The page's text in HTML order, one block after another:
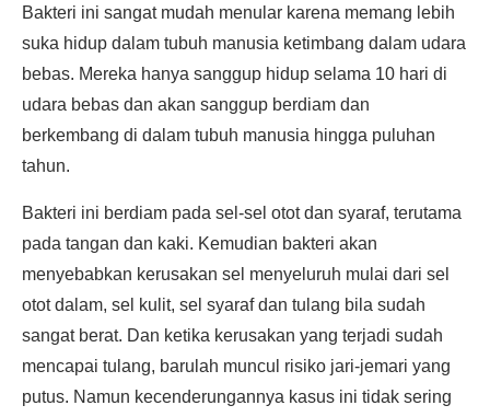
Bakteri ini sangat mudah menular karena memang lebih
suka hidup dalam tubuh manusia ketimbang dalam udara
bebas. Mereka hanya sanggup hidup selama 10 hari di
udara bebas dan akan sanggup berdiam dan
berkembang di dalam tubuh manusia hingga puluhan
tahun.
Bakteri ini berdiam pada sel-sel otot dan syaraf, terutama
pada tangan dan kaki. Kemudian bakteri akan
menyebabkan kerusakan sel menyeluruh mulai dari sel
otot dalam, sel kulit, sel syaraf dan tulang bila sudah
sangat berat. Dan ketika kerusakan yang terjadi sudah
mencapai tulang, barulah muncul risiko jari-jemari yang
putus. Namun kecenderungannya kasus ini tidak sering